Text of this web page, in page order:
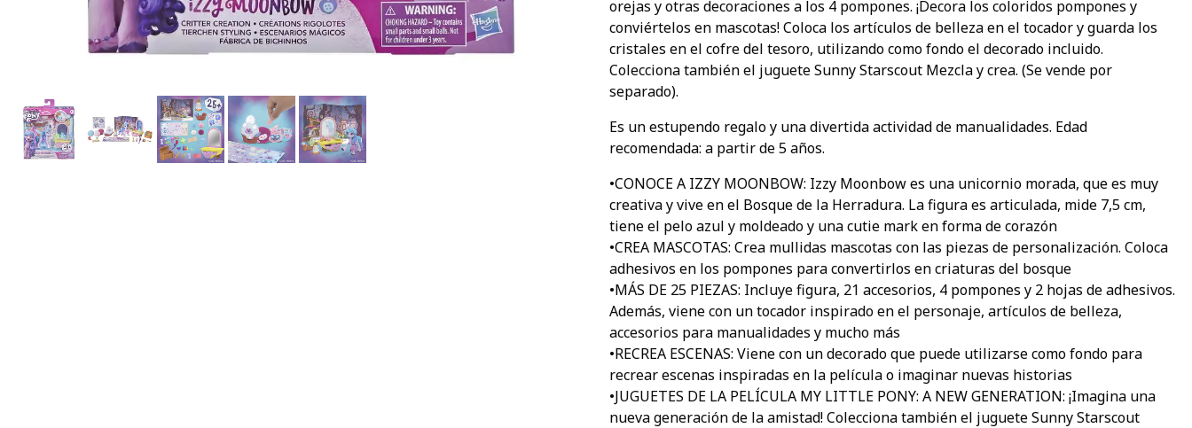
orejas y otras decoraciones a los 4 pompones. ¡Decora los coloridos pompones y
conviértelos en mascotas! Coloca los artículos de belleza en el tocador y guarda los
cristales en el cofre del tesoro, utilizando como fondo el decorado incluido.
Colecciona también el juguete Sunny Starscout Mezcla y crea. (Se vende por
separado).
Es un estupendo regalo y una divertida actividad de manualidades. Edad
recomendada: a partir de 5 años.
•CONOCE A IZZY MOONBOW: Izzy Moonbow es una unicornio morada, que es muy
creativa y vive en el Bosque de la Herradura. La figura es articulada, mide 7,5 cm,
tiene el pelo azul y moldeado y una cutie mark en forma de corazón
•CREA MASCOTAS: Crea mullidas mascotas con las piezas de personalización. Coloca
adhesivos en los pompones para convertirlos en criaturas del bosque
•MÁS DE 25 PIEZAS: Incluye figura, 21 accesorios, 4 pompones y 2 hojas de adhesivos.
Además, viene con un tocador inspirado en el personaje, artículos de belleza,
accesorios para manualidades y mucho más
•RECREA ESCENAS: Viene con un decorado que puede utilizarse como fondo para
recrear escenas inspiradas en la película o imaginar nuevas historias
•JUGUETES DE LA PELÍCULA MY LITTLE PONY: A NEW GENERATION: ¡Imagina una
nueva generación de la amistad! Colecciona también el juguete Sunny Starscout